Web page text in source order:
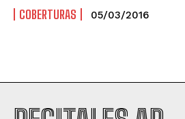
COBERTURAS 05/03/2016